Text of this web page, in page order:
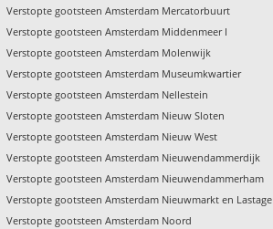
Verstopte gootsteen Amsterdam Mercatorbuurt
Verstopte gootsteen Amsterdam Middenmeer I
Verstopte gootsteen Amsterdam Molenwijk
Verstopte gootsteen Amsterdam Museumkwartier
Verstopte gootsteen Amsterdam Nellestein
Verstopte gootsteen Amsterdam Nieuw Sloten
Verstopte gootsteen Amsterdam Nieuw West
Verstopte gootsteen Amsterdam Nieuwendammerdijk
Verstopte gootsteen Amsterdam Nieuwendammerham
Verstopte gootsteen Amsterdam Nieuwmarkt en Lastage
Verstopte gootsteen Amsterdam Noord